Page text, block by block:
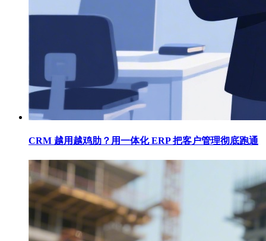
CRM 越用越鸡肋？用一体化 ERP 把客户管理彻底跑通